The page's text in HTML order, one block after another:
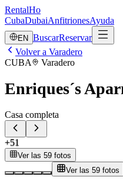
RentalHo
CubaDubaiAnfitrionesAyuda
EN BuscarReservar
Volver a Varadero
CUBA
Varadero
Enriques´s
Casa completa
+51
Ver las 59 fotos
Ver las 59 fotos